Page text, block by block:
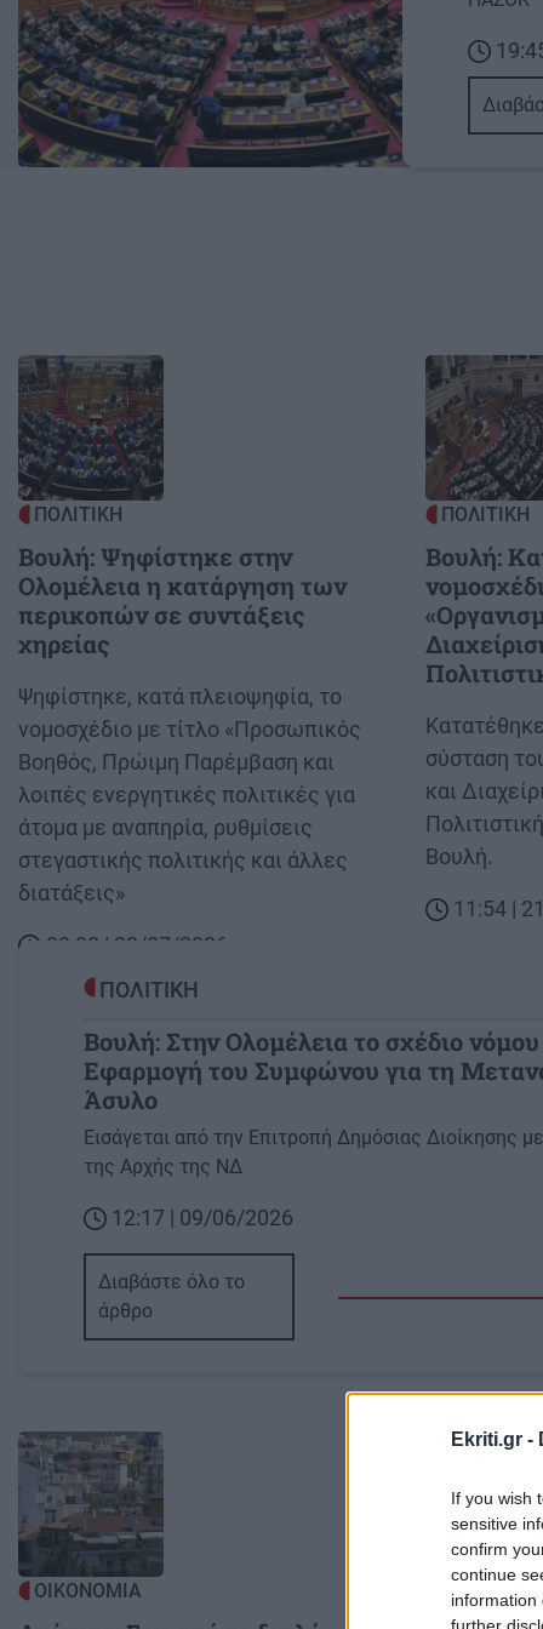
Ekriti.gr -
If you wish
sensitive
confirm
continue
information
further
Image
ΠΟΛΙΤΙΚΗ
Βουλή: Ψηφίστηκε στην
Ολομέλεια η κατάργηση των
περικοπών σε συντάξεις
χηρείας
Body
Ψηφίστηκε, κατά πλειοψηφία, το
νομοσχέδιο με τίτλο «Προσωπικός
Βοηθός, Πρώιμη Παρέμβαση και
λοιπές ενεργητικές πολιτικές για
άτομα με αναπηρία, ρυθμίσεις
στεγαστικής πολιτικής και άλλες
διατάξεις»
09:08 | 22/07/2026
Image
ΠΟΛΙΤΙΚΗ
Βουλή:
Body
σύσταση
και
Βουλή.
11:54 |
ΠΟΛΙΤΙΚΗ
Βουλή: Στην Ολομέλεια το σχέδιο νόμου
Εφαρμογή του Συμφώνου για τη
Άσυλο
Εισάγεται από την Επιτροπή Δημόσιας Διοίκησης
της Αρχής της ΝΔ
12:17 | 09/06/2026
Διαβάστε όλο το
άρθρο
Image
ΟΙΚΟΝΟΜΙΑ
Image